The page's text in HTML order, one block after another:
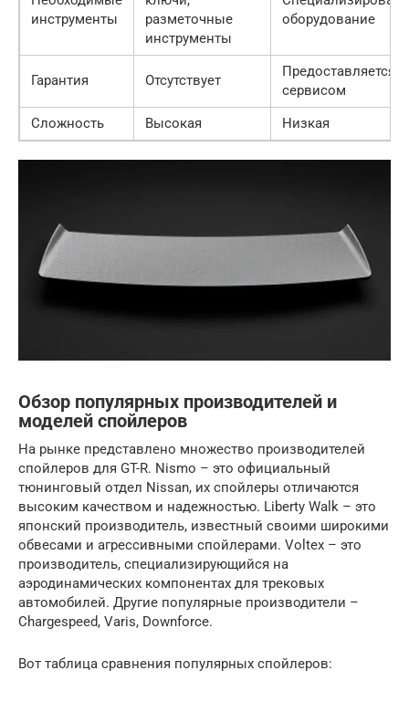
инструменты
разметочные
инструменты
оборудование
Гарантия Отсутствует
Предоставляется
сервисом
Сложность
Высокая Низкая
Обзор популярных производителей и
моделей спойлеров
На рынке представлено множество производителей
спойлеров для GT-R. Nismo – это официальный
тюнинговый отдел Nissan, их спойлеры отличаются
высоким качеством и надежностью. Liberty Walk – это
японский производитель, известный своими широкими
обвесами и агрессивными спойлерами. Voltex – это
производитель, специализирующийся на
аэродинамических компонентах для трековых
автомобилей. Другие популярные производители –
Chargespeed, Varis, Downforce.
Вот таблица сравнения популярных спойлеров: